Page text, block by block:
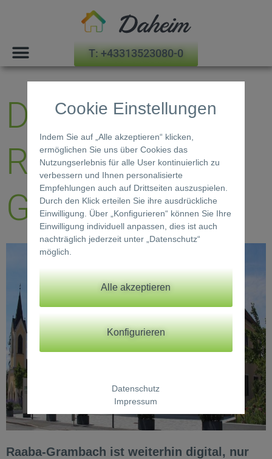
T: +43313523080-0
Raaba-Grambach
Daheim in
Raaba-
Grambach
Raaba-Grambach ist weiterhin digital, nur
Cookie Einstellungen
Indem Sie auf „Alle akzeptieren“ klicken,
ermöglichen Sie uns über Cookies das
Nutzungserlebnis für alle User kontinuierlich zu
verbessern und Ihnen personalisierte
Empfehlungen auch auf Drittseiten auszuspielen.
Durch den Klick erteilen Sie ihre ausdrückliche
Einwilligung. Über „Konfigurieren“ können Sie Ihre
Einwilligung individuell anpassen, dies ist auch
nachträglich jederzeit unter „Datenschutz“
möglich.
Alle akzeptieren
Konfigurieren
Datenschutz
Impressum